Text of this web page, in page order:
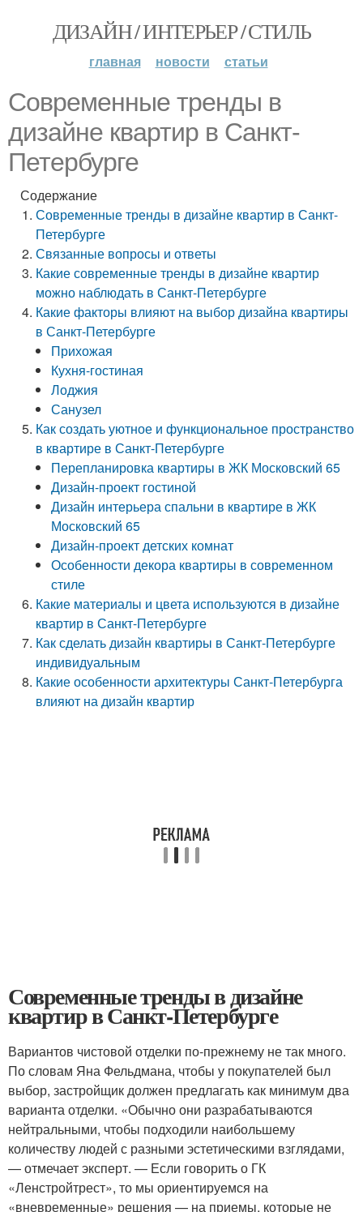
ДИЗАЙН / ИНТЕРЬЕР / СТИЛЬ
главная новости статьи
Современные тренды в
дизайне квартир в Санкт-
Петербурге
Содержание
Современные тренды в дизайне квартир в Санкт-
Петербурге
Связанные вопросы и ответы
Какие современные тренды в дизайне квартир
можно наблюдать в Санкт-Петербурге
Какие факторы влияют на выбор дизайна квартиры
в Санкт-Петербурге
Прихожая
Кухня-гостиная
Лоджия
Санузел
Как создать уютное и функциональное пространство
в квартире в Санкт-Петербурге
Перепланировка квартиры в ЖК Московский 65
Дизайн-проект гостиной
Дизайн интерьера спальни в квартире в ЖК
Московский 65
Дизайн-проект детских комнат
Особенности декора квартиры в современном
стиле
Какие материалы и цвета используются в дизайне
квартир в Санкт-Петербурге
Как сделать дизайн квартиры в Санкт-Петербурге
индивидуальным
Какие особенности архитектуры Санкт-Петербурга
влияют на дизайн квартир
Современные тренды в дизайне
квартир в Санкт-Петербурге
Вариантов чистовой отделки по-прежнему не так много.
По словам Яна Фельдмана, чтобы у покупателей был
выбор, застройщик должен предлагать как минимум два
варианта отделки. «Обычно они разрабатываются
нейтральными, чтобы подходили наибольшему
количеству людей с разными эстетическими взглядами,
— отмечает эксперт. — Если говорить о ГК
«Ленстройтрест», то мы ориентируемся на
«вневременные» решения — на приемы, которые не